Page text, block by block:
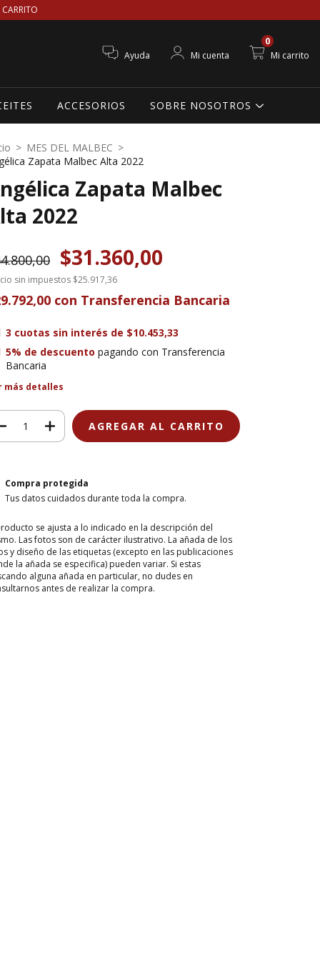
Ayuda Mi cuenta Mi carrito
0
ACCESORIOS SOBRE NOSOTROS
> MES DEL MALBEC >
Zapata Malbec Alta 2022
Zapata Malbec
2022
$31.360,00
sin impuestos $25.917,36
con Transferencia Bancaria
3 cuotas sin interés de $10.453,33
5% de descuento pagando con Transferencia
Bancaria
más detalles
Compra protegida
Tus datos cuidados durante toda la compra.
se ajusta a lo indicado en la descripción del
Las fotos son de carácter ilustrativo. La añada de los
y diseño de las etiquetas (excepto en las publicaciones
la añada se especifica) pueden variar. Si estas
alguna añada en particular, no dudes en
antes de realizar la compra.